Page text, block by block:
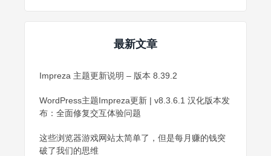
最新文章
Impreza 主题更新说明 – 版本 8.39.2
WordPress主题Impreza更新 | v8.3.6.1 汉化版本发
布：全面修复交互体验问题
这些浏览器游戏网站太简单了，但是每月赚的钱突
破了我们的思维